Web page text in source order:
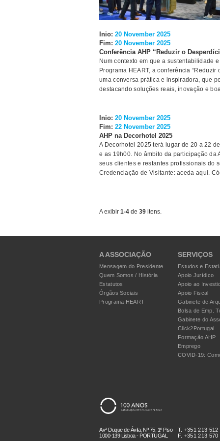
Inio: 20 November 2025
Fim: 20 November 2025
Conferência AHP “Reduzir o
Num contexto em que a sustentabilidade
Programa HEART, a conferência
uma conversa prática e inspiradora, que
destacando soluções reais, inovação e
Inio: 20 November 2025
Fim: 22 November 2025
AHP na Decorhotel 2025
A Decorhotel 2025 terá lugar de 20 a 22
e as 19h00. No âmbito da participação
seus clientes e restantes profissionais do
Credenciação de Visitante: aceda aqui.
A exibir 1-4 de 39 itens.
A ASSOCIAÇÃO
Mensagem do Presidente
Quem Somos / História
Estatutos
Órgãos Sociais
Programa HEART
SERVIÇOS
Estudos e
Apoio Jurídico
Apoio ao
Apoio Fiscal
Gabinete de
Bolsa de Emp.
Gabinete do
Click2Portugal
Formação AHP
Emprego
COVID-19:
Avª Duque de Ávila, Nº 75, 1º Piso
1000-139 Lisboa - PORTUGAL
T. +351 213 512
F. +351 213 570